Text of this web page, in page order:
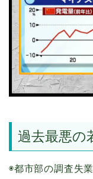
過去最悪の
◉都市部の調査失